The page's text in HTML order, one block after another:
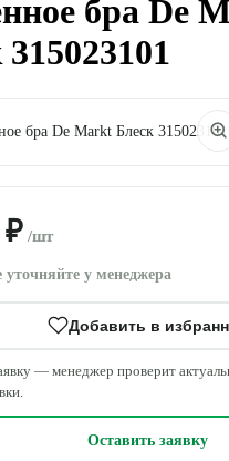
бра De
₽ /шт
у менеджера
Добавить в
— менеджер проверит
Оставить заявку